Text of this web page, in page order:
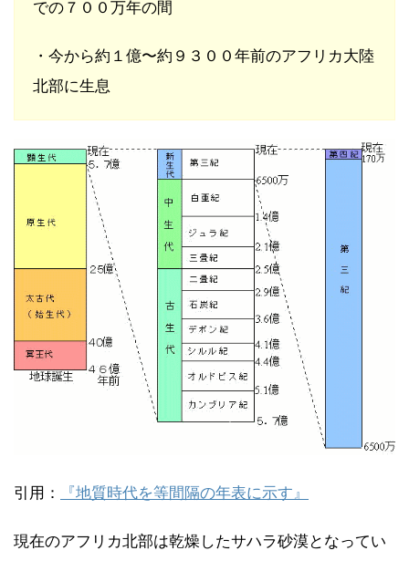
での７００万年の間
・今から約１億〜約９３００年前のアフリカ大陸
北部に生息
引用： 『地質時代を等間隔の年表に示す』
現在のアフリカ北部は乾燥したサハラ砂漠となってい